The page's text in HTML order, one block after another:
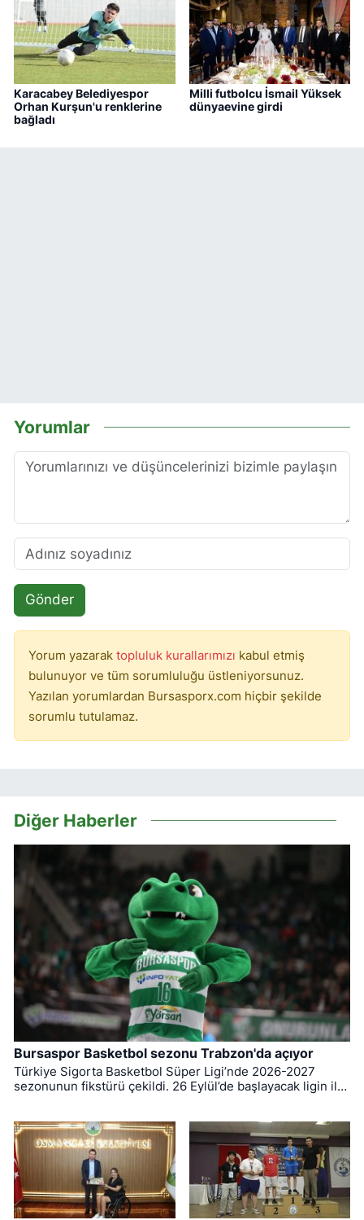
Karacabey Belediyespor
Orhan Kurşun'u renklerine
bağladı
Milli futbolcu İsmail Yüksek
dünyaevine girdi
Yorumlar
Gönder
Yorum yazarak topluluk kurallarımızı kabul etmiş
bulunuyor ve tüm sorumluluğu üstleniyorsunuz.
Yazılan yorumlardan Bursasporx.com hiçbir şekilde
sorumlu tutulamaz.
Diğer Haberler
Bursaspor Basketbol sezonu Trabzon'da açıyor
Türkiye Sigorta Basketbol Süper Ligi’nde 2026-2027
sezonunun fikstürü çekildi. 26 Eylül’de başlayacak ligin ilk